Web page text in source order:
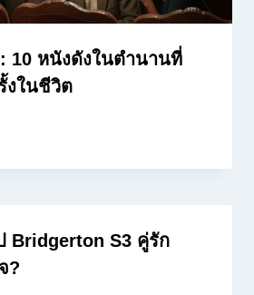
10 หนังดังในตำนานที่
งในชีวิต
Bridgerton S3 คู่รัก
?